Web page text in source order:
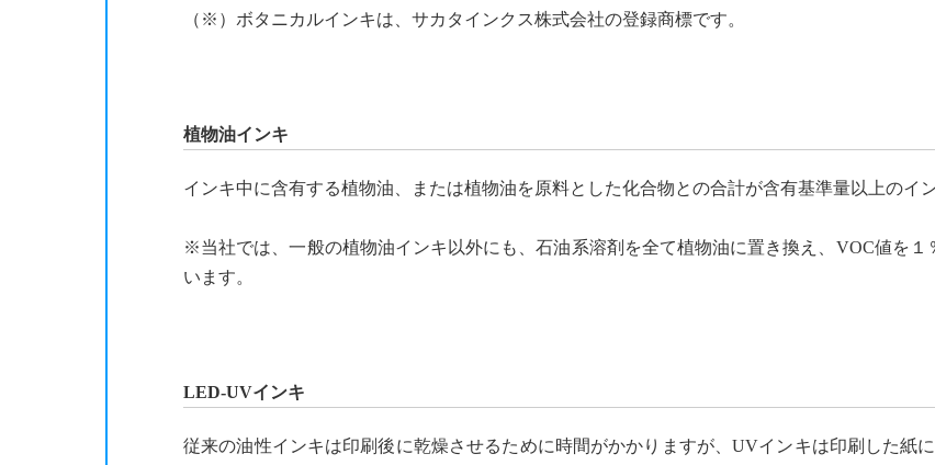
（※）ボタニカルインキは、サカタインクス株式会社の登録商標です。
植物油インキ
インキ中に含有する植物油、または植物油を原料とした化合物との合計が含有基準量以上のイン
※当社では、一般の植物油インキ以外にも、石油系溶剤を全て植物油に置き換え、VOC値を
います。
LED-UVインキ
従来の油性インキは印刷後に乾燥させるために時間がかかりますが、UVインキは印刷した紙